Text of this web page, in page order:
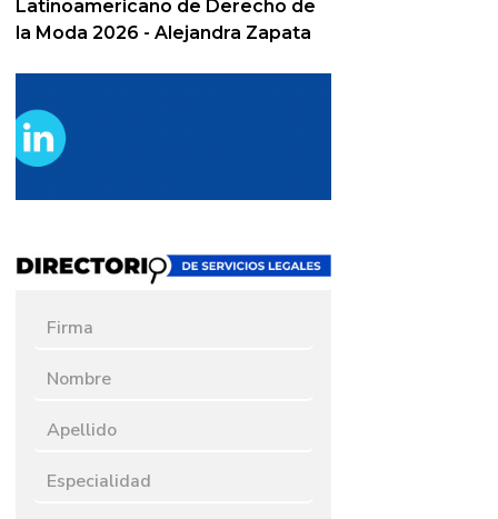
Latinoamericano de Derecho de
la Moda 2026 - Alejandra Zapata